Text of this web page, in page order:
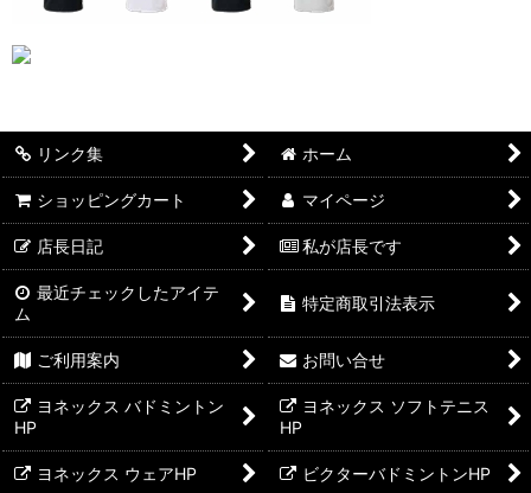
リンク集 ホーム
ショッピングカート マイページ
店長日記 私が店長です
最近チェックしたアイテ
ム
特定商取引法表示
ご利用案内 お問い合せ
ヨネックス バドミントン
HP
ヨネックス ソフトテニス
HP
ヨネックス ウェアHP ビクターバドミントンHP